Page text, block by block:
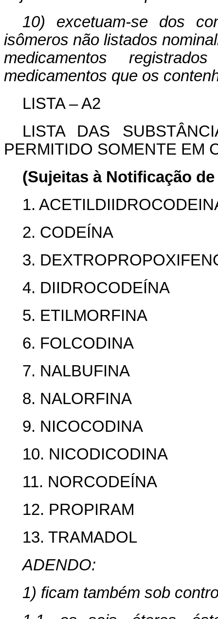
10)
excetuam-se dos
isômeros não listados
medicamentos
medicamentos que os
LISTA – A2
LISTA DAS
PERMITIDO SOMENTE EM
(Sujeitas à Notificação de
1.
2. CODEÍNA
3.
4. DIIDROCODEÍNA
5. ETILMORFINA
6. FOLCODINA
7. NALBUFINA
8. NALORFINA
9. NICOCODINA
10. NICODICODINA
11. NORCODEÍNA
12. PROPIRAM
13. TRAMADOL
ADENDO:
1) ficam também sob